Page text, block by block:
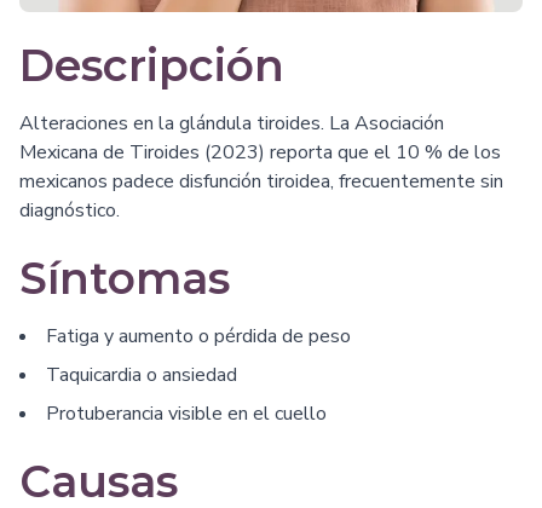
Descripción
Alteraciones en la glándula tiroides. La Asociación
Mexicana de Tiroides (2023) reporta que el 10 % de los
mexicanos padece disfunción tiroidea, frecuentemente sin
diagnóstico.
Síntomas
Fatiga y aumento o pérdida de peso
Taquicardia o ansiedad
Protuberancia visible en el cuello
Causas